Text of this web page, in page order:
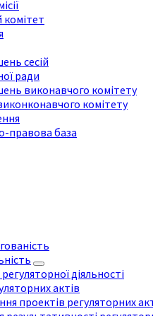
сесій
ради
виконавчого комітету
комітету
правова база
діяльності
актів
проектів регуляторних